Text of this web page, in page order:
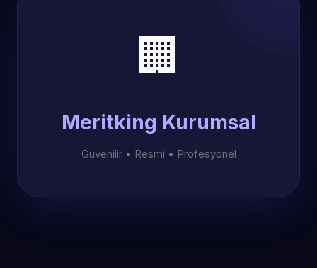
🏢
Meritking Kurumsal
Güvenilir • Resmi • Profesyonel